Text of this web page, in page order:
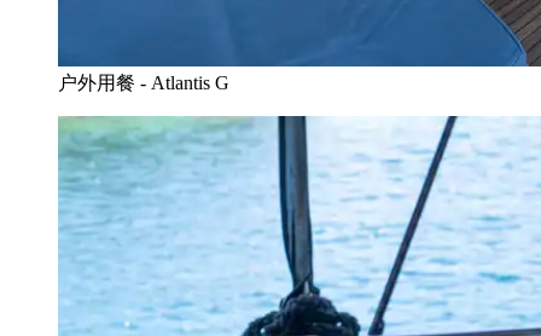
户外用餐 - Atlantis G